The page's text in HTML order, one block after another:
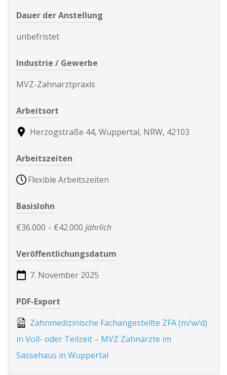
Dauer der Anstellung
unbefristet
Industrie / Gewerbe
MVZ-Zahnarztpraxis
Arbeitsort
Herzogstraße 44, Wuppertal, NRW, 42103
Arbeitszeiten
Flexible Arbeitszeiten
Basislohn
€36.000 - €42.000 Jährlich
Veröffentlichungsdatum
7. November 2025
PDF-Export
Zahnmedizinische Fachangestellte ZFA (m/w/d)
in Voll- oder Teilzeit – MVZ Zahnärzte im
Sassehaus in Wuppertal